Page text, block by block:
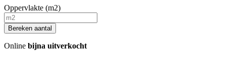
Oppervlakte (m2)
Bereken aantal
Online bijna uitverkocht